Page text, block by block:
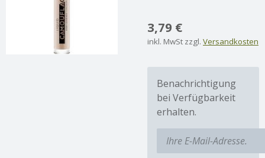
3,79 €
inkl. MwSt zzgl. Versandkosten
Benachrichtigung
bei Verfügbarkeit
erhalten.